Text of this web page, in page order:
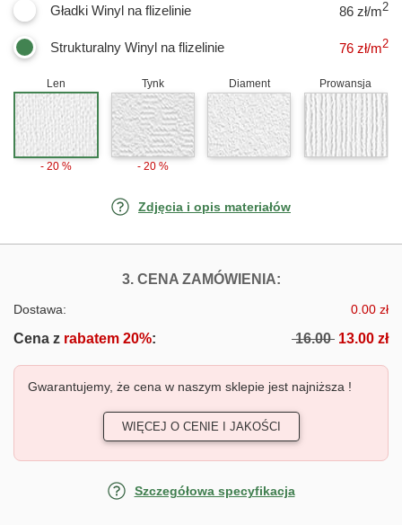
Gładki Winyl na flizelinie 86 zł/m2
Strukturalny Winyl na flizelinie 76 zł/m2
Len
- 20 %
Tynk
- 20 %
Diament Prowansja
Zdjęcia i opis materiałów
3. CENA ZAMÓWIENIA:FOTOTAPETY
Dostawa: 0.00 zł
Cena z rabatem 20%: 16.00 13.00 zł
Gwarantujemy, że cena w naszym sklepie jest najniższa !
WIĘCEJ O CENIE I JAKOŚCI
Szczegółowa specyfikacja